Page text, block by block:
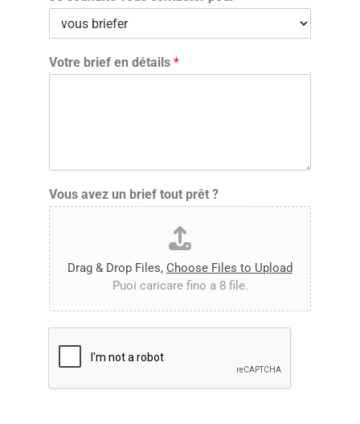
Votre brief en détails *
Vous avez un brief tout prêt ?
Drag & Drop Files, Choose Files to Upload
Puoi caricare fino a 8 file.